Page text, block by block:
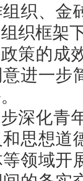
织、金
织框架
策的成
进一步
深化青
思想道
领域开